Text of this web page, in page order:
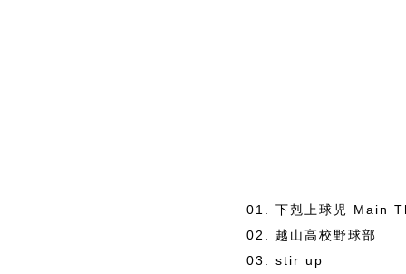
01. 下剋上球児 Main
02. 越山高校野球部
03. stir up